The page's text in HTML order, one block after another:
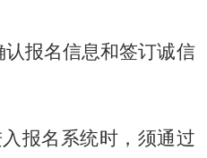
报名信息和签订诚信
报名系统时，须通过